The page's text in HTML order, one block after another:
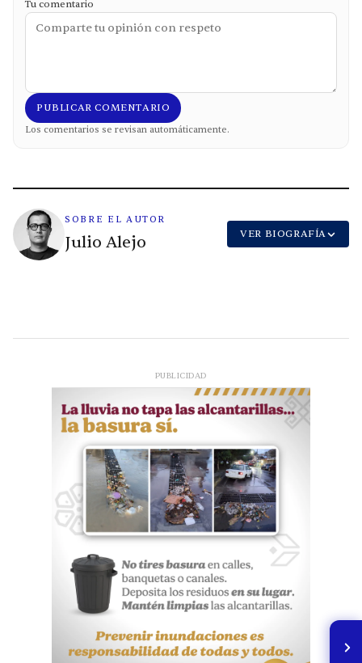
Tu comentario
PUBLICAR COMENTARIO
Los comentarios se revisan automáticamente.
SOBRE EL AUTOR
Julio Alejo VER BIOGRAFÍA
PUBLICIDAD